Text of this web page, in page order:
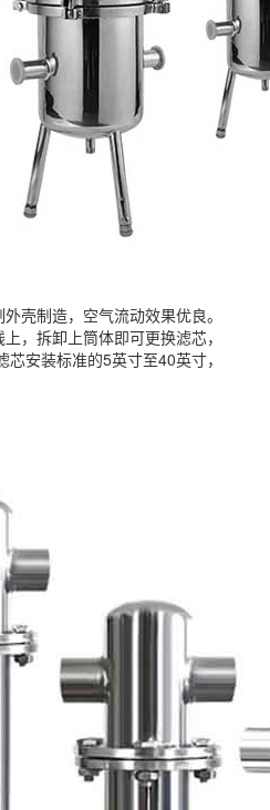
壳制造，空气流动效果优良。
，拆卸上筒体即可更换滤芯，
安装标准的5英寸至40英寸，